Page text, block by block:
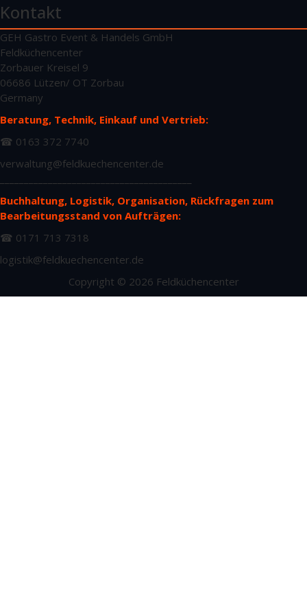
Kontakt
GEH Gastro Event & Handels GmbH
Feldküchencenter
Zorbauer Kreisel 9
06686 Lützen/ OT Zorbau
Germany
Beratung, Technik, Einkauf und Vertrieb:
☎ 0163 372 7740
verwaltung@feldkuechencenter.de
Buchhaltung, Logistik, Organisation, Rückfragen zum
Bearbeitungsstand von Aufträgen:
☎ 0171 713 7318
logistik@feldkuechencenter.de
Copyright © 2026 Feldküchencenter